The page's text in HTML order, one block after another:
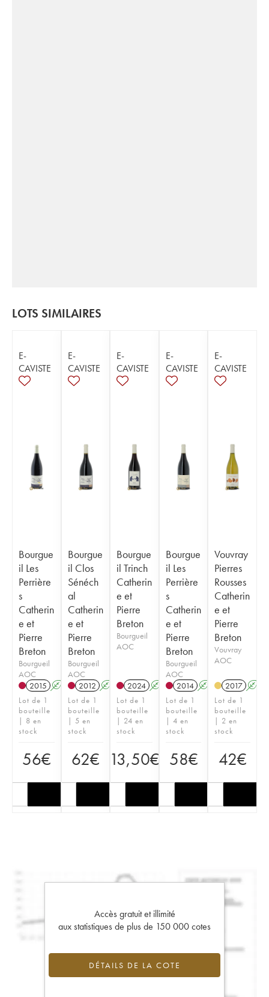
LOTS SIMILAIRES
E-
CAVISTE
Bourgue
il Les
Perrière
s
Catherin
e et
Pierre
Breton
Bourgueil
AOC
2015 A K
Lot de 1
bouteille
| 8 en
stock
56€
E-
CAVISTE
Bourgue
il Clos
Sénéch
al
Catherin
e et
Pierre
Breton
Bourgueil
AOC
2012 A K
Lot de 1
bouteille
| 5 en
stock
62€
E-
CAVISTE
Bourgue
il Trinch
Catherin
e et
Pierre
Breton
Bourgueil
AOC
2024 A K
Lot de 1
bouteille
| 24 en
stock
13,50€
E-
CAVISTE
Bourgue
il Les
Perrière
s
Catherin
e et
Pierre
Breton
Bourgueil
AOC
2014 A K
Lot de 1
bouteille
| 4 en
stock
58€
E-
CAVISTE
Vouvray
Pierres
Rousses
Catherin
e et
Pierre
Breton
Vouvray
AOC
2017 A
Lot de 1
bouteille
| 2 en
stock
42€
Accès gratuit et illimité
aux statistiques de plus de 150 000 cotes
DÉTAILS DE LA COTE